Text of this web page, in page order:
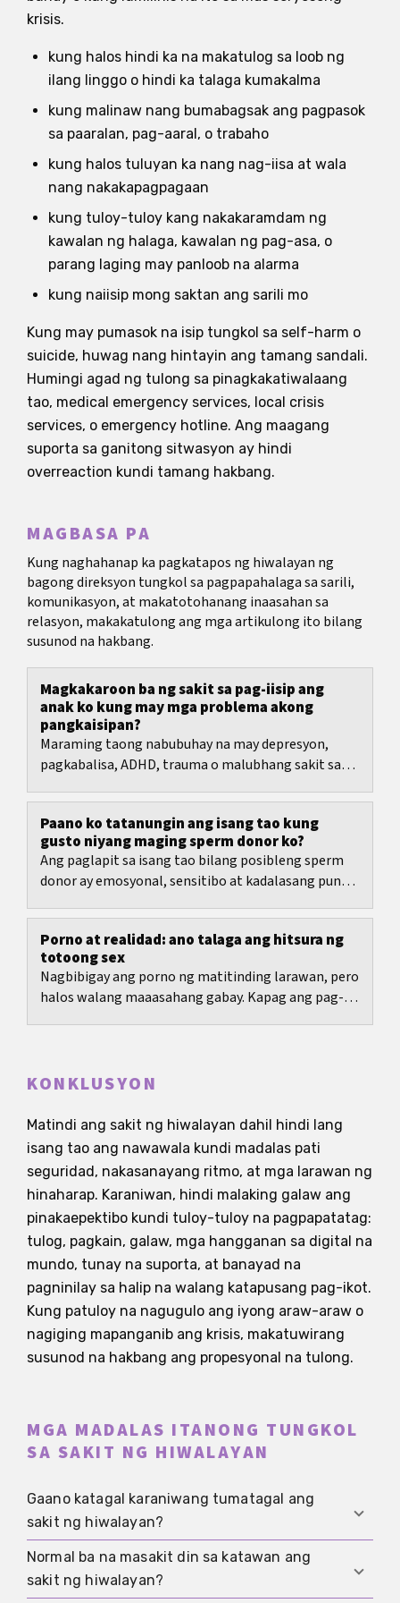
krisis.
kung halos hindi ka na makatulog sa loob ng
ilang linggo o hindi ka talaga kumakalma
kung malinaw nang bumabagsak ang pagpasok
sa paaralan, pag-aaral, o trabaho
kung halos tuluyan ka nang nag-iisa at wala
nang nakakapagpagaan
kung tuloy-tuloy kang nakakaramdam ng
kawalan ng halaga, kawalan ng pag-asa, o
parang laging may panloob na alarma
kung naiisip mong saktan ang sarili mo
Kung may pumasok na isip tungkol sa self-harm o
suicide, huwag nang hintayin ang tamang sandali.
Humingi agad ng tulong sa pinagkakatiwalaang
tao, medical emergency services, local crisis
services, o emergency hotline. Ang maagang
suporta sa ganitong sitwasyon ay hindi
overreaction kundi tamang hakbang.
MAGBASA PA
Kung naghahanap ka pagkatapos ng hiwalayan ng
bagong direksyon tungkol sa pagpapahalaga sa sarili,
komunikasyon, at makatotohanang inaasahan sa
relasyon, makakatulong ang mga artikulong ito bilang
susunod na hakbang.
Magkakaroon ba ng sakit sa pag-iisip ang
anak ko kung may mga problema akong
pangkaisipan?
Maraming taong nabubuhay na may depresyon,
pagkabalisa, ADHD, trauma o malubhang sakit sa
kung...
Paano ko tatanungin ang isang tao kung
gusto niyang maging sperm donor ko?
Ang paglapit sa isang tao bilang posibleng sperm
donor ay emosyonal, sensitibo at kadalasang puno
Porno at realidad: ano talaga ang hitsura ng
totoong sex
Nagbibigay ang porno ng matitinding larawan, pero
halos walang maaasahang gabay. Kapag ang pag-
KONKLUSYON
Matindi ang sakit ng hiwalayan dahil hindi lang
isang tao ang nawawala kundi madalas pati
seguridad, nakasanayang ritmo, at mga larawan ng
hinaharap. Karaniwan, hindi malaking galaw ang
pinakaepektibo kundi tuloy-tuloy na pagpapatatag:
tulog, pagkain, galaw, mga hangganan sa digital na
mundo, tunay na suporta, at banayad na
pagninilay sa halip na walang katapusang pag-ikot.
Kung patuloy na nagugulo ang iyong araw-araw o
nagiging mapanganib ang krisis, makatuwirang
susunod na hakbang ang propesyonal na tulong.
MGA MADALAS ITANONG TUNGKOL
SA SAKIT NG HIWALAYAN
Gaano katagal karaniwang tumatagal ang
sakit ng hiwalayan?
Iba-iba ito nang malaki. Para sa marami,
kapansin-pansing gumagaan ito pagkalipas ng
Normal ba na masakit din sa katawan ang
sakit ng hiwalayan?